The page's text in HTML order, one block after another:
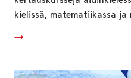
kielissä, matematiikassa ja